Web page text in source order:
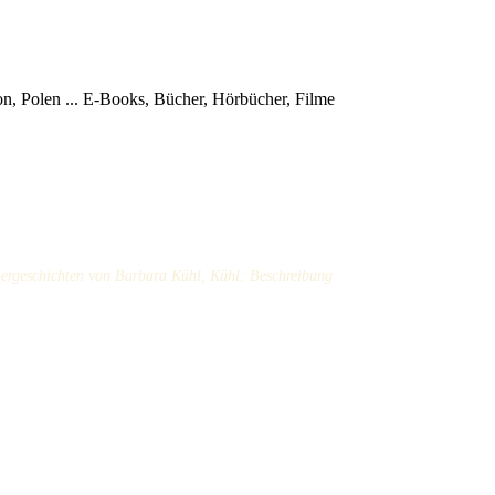
Polen ... E-Books, Bücher, Hörbücher, Filme
von Barbara Kühl, Kühl: Beschreibung